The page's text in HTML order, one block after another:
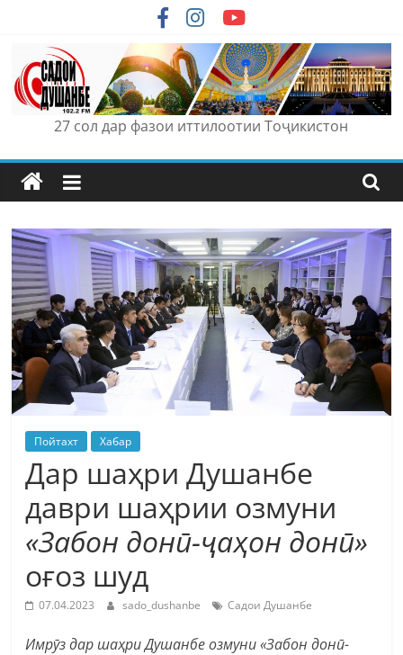
content
27 сол дар фазои иттилоотии Тоҷикистон
Пойтахт Хабар
Дар шаҳри Душанбе
даври шаҳрии озмуни
«Забон донӣ-ҷаҳон донӣ»
оғоз шуд
07.04.2023 sado_dushanbe Садои Душанбе
Имрӯз дар шаҳри Душанбе озмуни«Забон донӣ-